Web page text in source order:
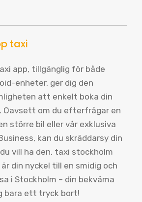
taxi
app, tillgänglig för både
enheter, ger dig den
att enkelt boka din
Oavsett om du efterfrågar en
större bil eller vår exklusiva
kan du skräddarsy din
vill ha den, taxi stockholm
din nyckel till en smidig och
i Stockholm – din bekväma
bara ett tryck bort!